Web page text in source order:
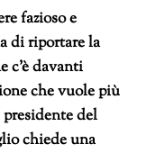
fazioso e
di riportare la
c’è davanti
che vuole più
del
chiede una